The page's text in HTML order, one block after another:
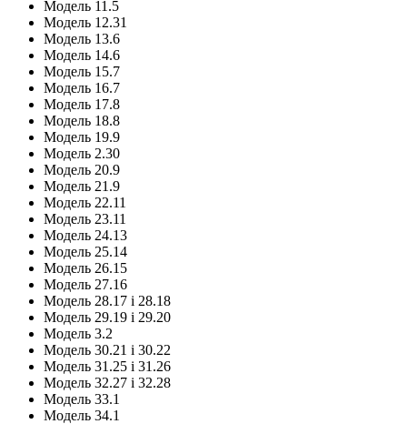
Модель 11.5
Модель 12.31
Модель 13.6
Модель 14.6
Модель 15.7
Модель 16.7
Модель 17.8
Модель 18.8
Модель 19.9
Модель 2.30
Модель 20.9
Модель 21.9
Модель 22.11
Модель 23.11
Модель 24.13
Модель 25.14
Модель 26.15
Модель 27.16
Модель 28.17 і 28.18
Модель 29.19 і 29.20
Модель 3.2
Модель 30.21 і 30.22
Модель 31.25 і 31.26
Модель 32.27 і 32.28
Модель 33.1
Модель 34.1